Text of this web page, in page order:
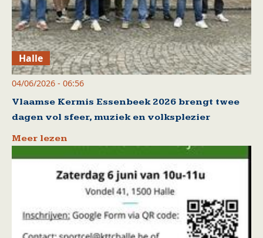
Halle
04/06/2026 - 06:56
Vlaamse Kermis Essenbeek 2026 brengt twee
dagen vol sfeer, muziek en volksplezier
Meer lezen